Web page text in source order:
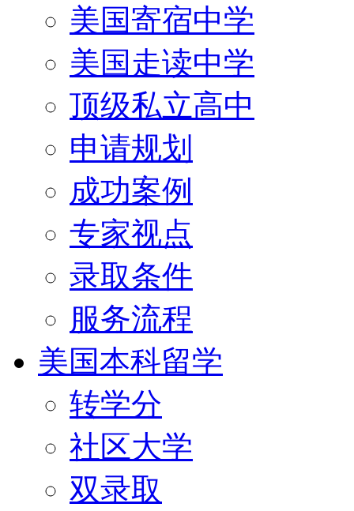
美国寄宿中学
美国走读中学
顶级私立高中
申请规划
成功案例
专家视点
录取条件
服务流程
美国本科留学
转学分
社区大学
双录取